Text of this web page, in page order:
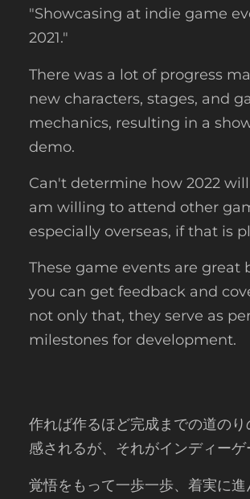
"Showcasing at indie game
2021."
There was a lot of progress
new characters, stages, and
mechanics, resulting in a
demo.
Can't determine how 2022
am willing to attend other
especially overseas, if that is
These game events are great
you can get feedback and
not only that, they serve as
milestones for development.
作れば作るほど完成までの道のり
感されるが、それがインディーゲ
覚悟をもって一歩一歩、着実に進